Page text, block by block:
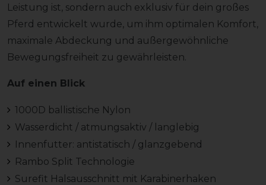
Leistung ist, sondern auch exklusiv für dein großes
Pferd entwickelt wurde, um ihm optimalen Komfort,
maximale Abdeckung und außergewöhnliche
Bewegungsfreiheit zu gewährleisten.
Auf einen Blick
1000D ballistische Nylon
Wasserdicht / atmungsaktiv / langlebig
Innenfutter: antistatisch / glanzgebend
Rambo Split Technologie
Surefit Halsausschnitt mit Karabinerhaken